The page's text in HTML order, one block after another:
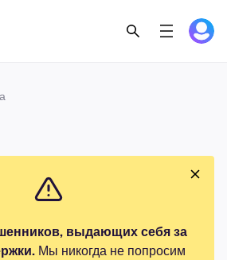
выдающих себя за
Мы никогда не попросим